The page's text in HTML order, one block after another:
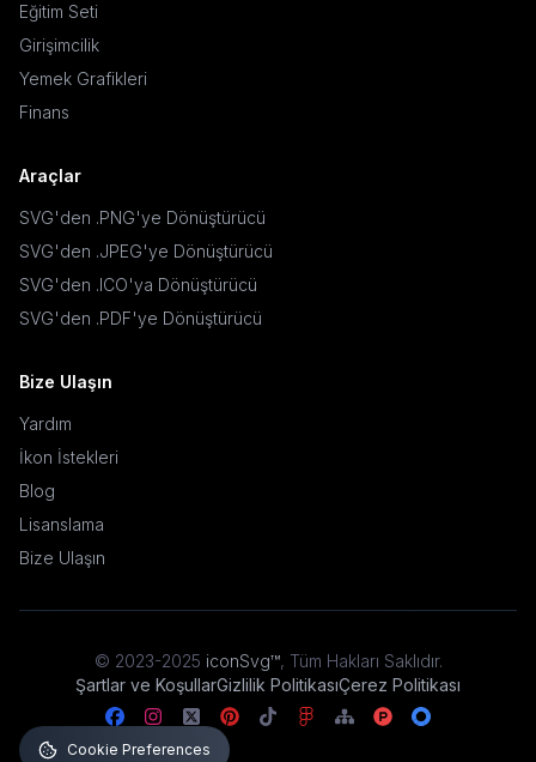
Eğitim Seti
Girişimcilik
Yemek Grafikleri
Finans
Araçlar
SVG'den .PNG'ye Dönüştürücü
SVG'den .JPEG'ye Dönüştürücü
SVG'den .ICO'ya Dönüştürücü
SVG'den .PDF'ye Dönüştürücü
Bize Ulaşın
Yardım
İkon İstekleri
Blog
Lisanslama
Bize Ulaşın
© 2023-2025 iconSvg™, Tüm Hakları Saklıdır.
Şartlar ve KoşullarGizlilik PolitikasıÇerez Politikası
Cookie Preferences